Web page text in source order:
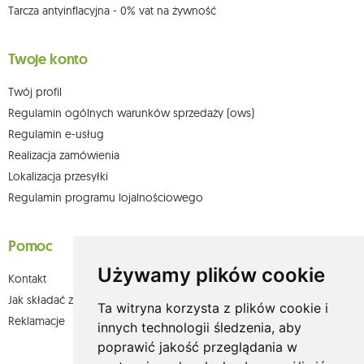
Używamy plików cookie
Ta witryna korzysta z plików cookie i
innych technologii śledzenia, aby
poprawić jakość przeglądania w
Tarcza antyinflacyjna - 0% vat na żywność
Twoje konto
Twój profil
Regulamin ogólnych warunków sprzedaży (ows)
Regulamin e-usług
Realizacja zamówienia
Lokalizacja przesyłki
Regulamin programu lojalnościowego
Pomoc
Kontakt
Jak składać zamówienia w sklepie olium.pl?
Reklamacje